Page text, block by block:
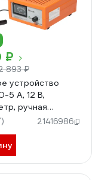
₽
893 ₽
устройство
5 А, 12 В,
ручная
зарядного
21416986